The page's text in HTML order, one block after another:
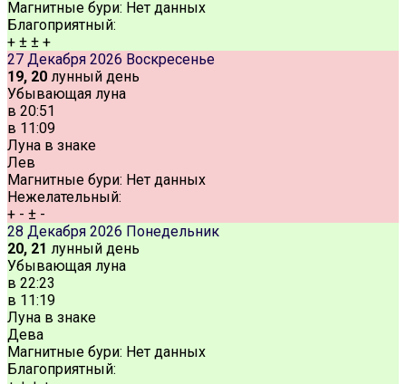
Магнитные бури: Нет данных
Благоприятный:
+ ± ± +
27 Декабря 2026 Воскресенье
19, 20 лунный день
Убывающая луна
в 20:51
в 11:09
Луна в знаке
Лев
Магнитные бури: Нет данных
Нежелательный:
+ - ± -
28 Декабря 2026 Понедельник
20, 21 лунный день
Убывающая луна
в 22:23
в 11:19
Луна в знаке
Дева
Магнитные бури: Нет данных
Благоприятный: